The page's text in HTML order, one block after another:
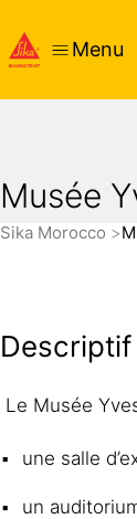
Menu
Musée
Sika Morocco
Le Musée
une salle
un